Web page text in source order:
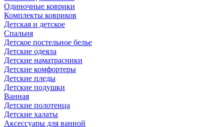
Одиночные коврики
Комплекты ковриков
Детская и детское
Спальня
Детское постельное белье
Детские одеяла
Детские наматрасники
Детские комфортеры
Детские пледы
Детские подушки
Ванная
Детские полотенца
Детские халаты
Аксессуары для ванной